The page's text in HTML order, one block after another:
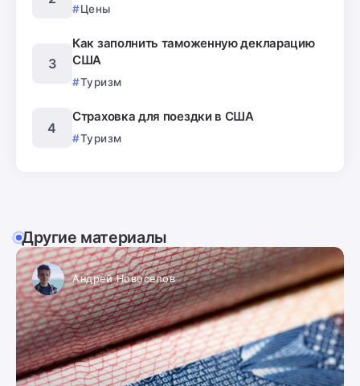
Цены
Как заполнить таможенную декларацию
США
Туризм
Страховка для поездки в США
Туризм
Другие материалы
Андрей Новоселов